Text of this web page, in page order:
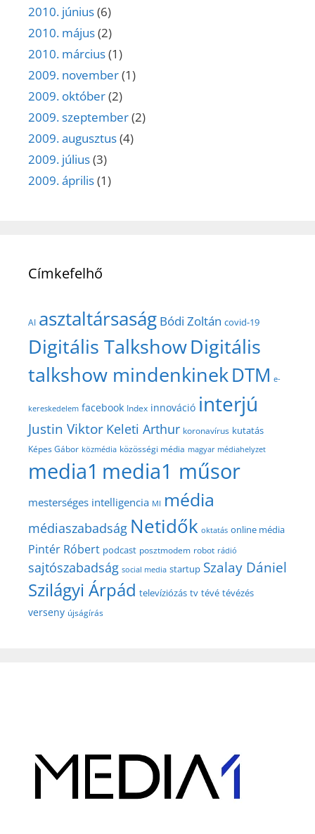
2010. június(6)
2010. május(2)
2010. március(1)
2009. november(1)
2009. október(2)
2009. szeptember(2)
2009. augusztus(4)
2009. július(3)
2009. április(1)
Címkefelhő
AI asztaltársaság Bódi Zoltán covid-19
Digitális TalkshowDigitális
talkshow mindenkinekDTM e-
kereskedelem facebook Index innováció interjú
Justin Viktor Keleti Arthur koronavírus kutatás
Képes Gábor közmédia közösségi média magyar médiahelyzet
media1 media1 műsor
mesterséges intelligencia MI média
médiaszabadság Netidők oktatás online média
Pintér Róbert podcast posztmodem robot rádió
sajtószabadság social media startup Szalay Dániel
Szilágyi Árpád televíziózás tv tévé tévézés
verseny újságírás